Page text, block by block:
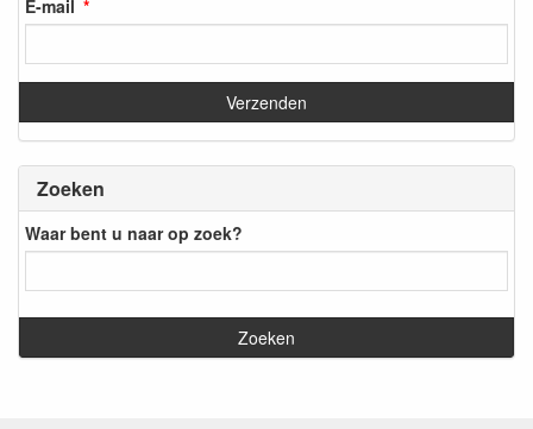
E-mail
Zoeken
Waar bent u naar op zoek?